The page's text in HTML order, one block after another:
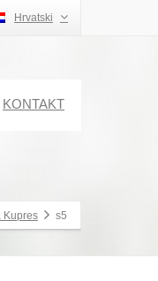
Hrvatski
KONTAKT
Kupres s5